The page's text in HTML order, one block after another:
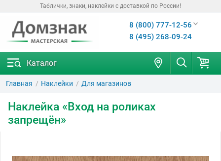
Таблички, знаки, наклейки с доставкой по России!
8 (800) 777-12-56
8 (495) 268-09-24
Каталог
Главная Наклейки Для магазинов
Наклейка «Вход на роликах
запрещён»